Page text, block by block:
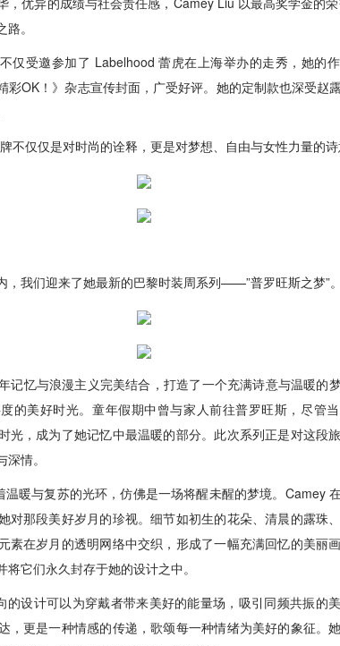
。
仅受邀参加了 Labelhood 蕾虎在上海举办的走秀，她的
彩OK！》杂志宣传封面，广受好评。她的定制款也深受赵
不仅仅是对时尚的诠释，更是对梦想、自由与女性力量的诗
，我们迎来了她最新的巴黎时装周系列——”普罗旺斯之梦”。
记忆与浪漫主义完美结合，打造了一个充满诗意与温暖的
的美好时光。童年假期中曾与家人前往普罗旺斯，尽管
光，成为了她记忆中最温暖的部分。此次系列正是对这段
情。
温暖与复苏的光环，仿佛是一场将醒未醒的梦境。Camey
对那段美好岁月的珍视。细节如初生的花朵、清晨的露珠
在岁月的透明网络中交织，形成了一幅充满回忆的美丽
它们永久封存于她的设计之中。
的设计可以为穿戴者带来美好的能量场，吸引同频共振的
，更是一种情感的传递，歌颂每一种情绪为美好的象征。